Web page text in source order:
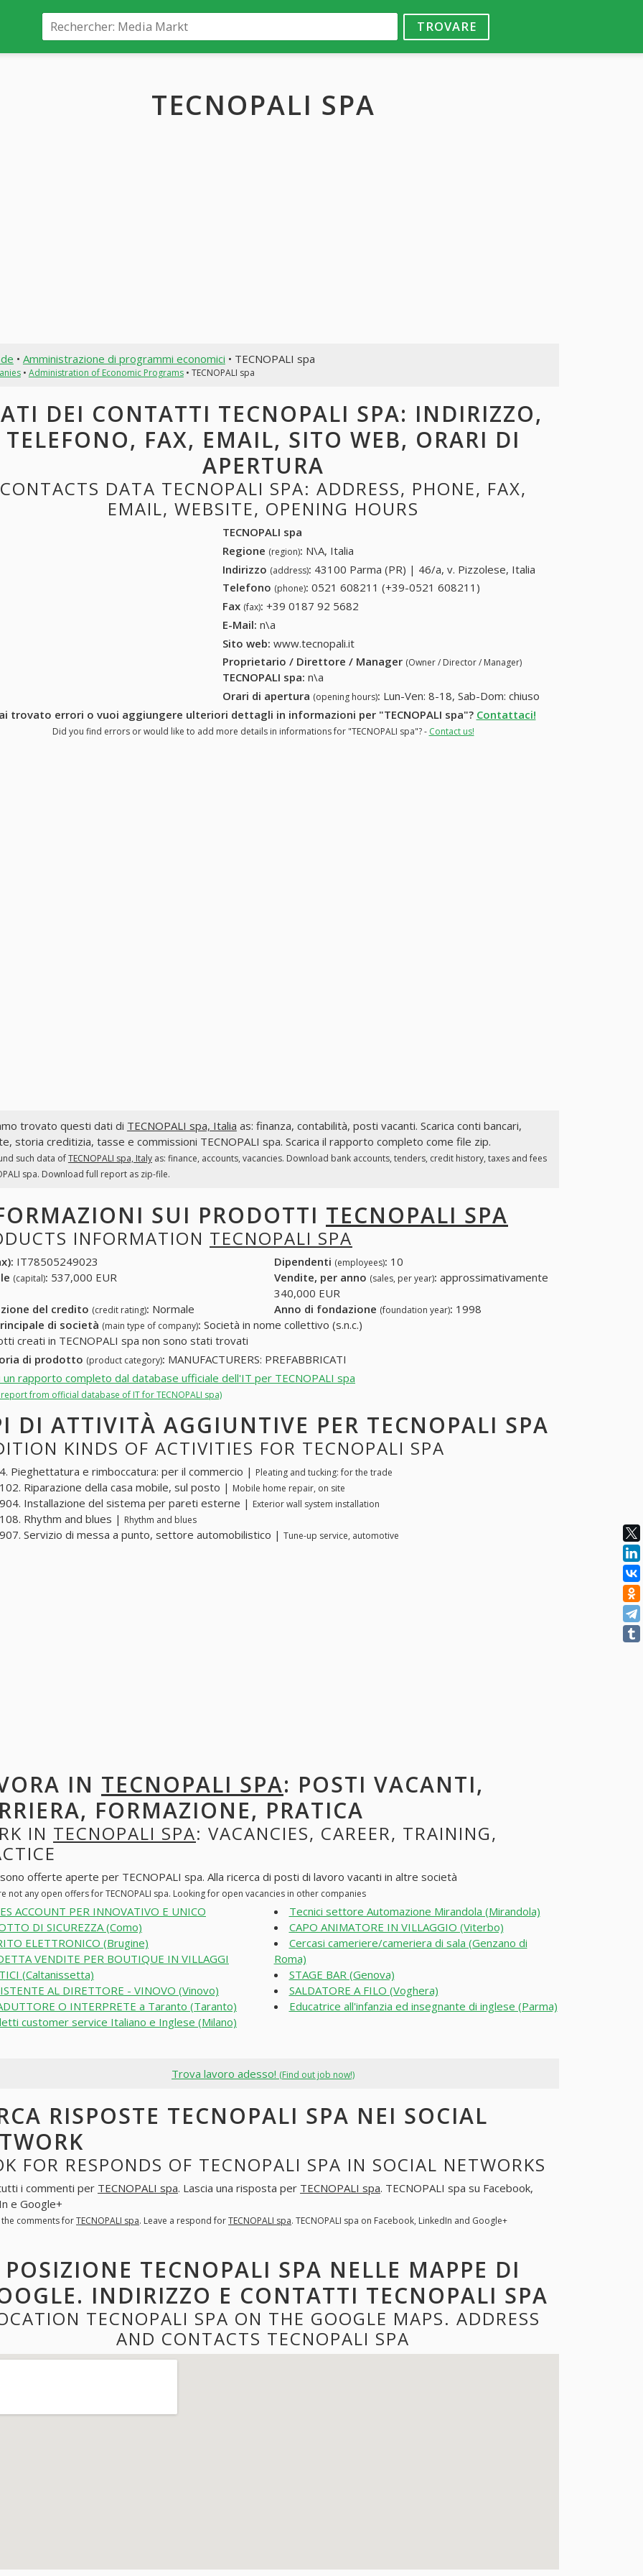
TROVARE
TECNOPALI SPA
• Amministrazione di programmi economici • TECNOPALI spa
• Administration of Economic Programs• TECNOPALI spa
DEI CONTATTI TECNOPALI SPA: INDIRIZZO,
TELEFONO, FAX, EMAIL, SITO WEB, ORARI DI
APERTURA
CONTACTS DATA TECNOPALI SPA: ADDRESS, PHONE, FAX,
EMAIL, WEBSITE, OPENING HOURS
TECNOPALI spa
Regione (region): N\A, Italia
Indirizzo (address): 43100 Parma (PR) | 46/a, v. Pizzolese, Italia
Telefono (phone): 0521 608211 (+39-0521 608211)
Fax (fax): +39 0187 92 5682
E-Mail: n\a
Sito web: www.tecnopali.it
Proprietario / Direttore / Manager (Owner / Director / Manager)
TECNOPALI spa: n\a
Orari di apertura (opening hours): Lun-Ven: 8-18, Sab-Dom: chiuso
trovato errori o vuoi aggiungere ulteriori dettagli in informazioni per "TECNOPALI spa"? Contattaci!
Did you find errors or would like to add more details in informations for "TECNOPALI spa"? - Contact us!
trovato questi dati di TECNOPALI spa, Italia as: finanza, contabilità, posti vacanti. Scarica conti bancari,
storia creditizia, tasse e commissioni TECNOPALI spa. Scarica il rapporto completo come file zip.
such data ofTECNOPALI spa, Italyas: finance, accounts, vacancies. Download bank accounts, tenders, credit history, taxes and fees
spa. Download full report as zip-file.
SUI PRODOTTI TECNOPALI SPA
INFORMATION TECNOPALI SPA
IT78505249023 Dipendenti (employees): 10
(capital): 537,000 EUR Vendite, per anno (sales, per year): approssimativamente
340,000 EUR
del credito (credit rating): Normale Anno di fondazione (foundation year): 1998
di società (main type of company): Società in nome collettivo (s.n.c.)
creati in TECNOPALI spa non sono stati trovati
di prodotto (product category): MANUFACTURERS: PREFABBRICATI
rapporto completo dal database ufficiale dell'IT per TECNOPALI spa
from official database of IT for TECNOPALI spa)
DI ATTIVITÀ AGGIUNTIVE PER TECNOPALI SPA
KINDS OF ACTIVITIES FOR TECNOPALI SPA
Pieghettatura e rimboccatura: per il commercio | Pleating and tucking: for the trade
Riparazione della casa mobile, sul posto | Mobile home repair, on site
Installazione del sistema per pareti esterne | Exterior wall system installation
Rhythm and blues | Rhythm and blues
Servizio di messa a punto, settore automobilistico | Tune-up service, automotive
IN TECNOPALI SPA: POSTI VACANTI,
FORMAZIONE, PRATICA
IN TECNOPALI SPA: VACANCIES, CAREER, TRAINING,
offerte aperte per TECNOPALI spa. Alla ricerca di posti di lavoro vacanti in altre società
not any open offers for TECNOPALI spa. Looking for open vacancies in other companies
ACCOUNT PER INNOVATIVO E UNICO
DI SICUREZZA (Como)
ELETTRONICO (Brugine)
VENDITE PER BOUTIQUE IN VILLAGGI
(Caltanissetta)
AL DIRETTORE - VINOVO (Vinovo)
O INTERPRETE a Taranto (Taranto)
customer service Italiano e Inglese (Milano)
Tecnici settore Automazione Mirandola (Mirandola)
CAPO ANIMATORE IN VILLAGGIO (Viterbo)
Cercasi cameriere/cameriera di sala (Genzano di
Roma)
STAGE BAR (Genova)
SALDATORE A FILO (Voghera)
Educatrice all'infanzia ed insegnante di inglese (Parma)
Trova lavoro adesso! (Find out job now!)
RISPOSTE TECNOPALI SPA NEI SOCIAL
FOR RESPONDS OF TECNOPALI SPA IN SOCIAL NETWORKS
i commenti per TECNOPALI spa. Lascia una risposta per TECNOPALI spa. TECNOPALI spa su Facebook,
e Google+
the comments forTECNOPALI spa. Leave a respond forTECNOPALI spa. TECNOPALI spa on Facebook, LinkedIn and Google+
POSIZIONE TECNOPALI SPA NELLE MAPPE DI
INDIRIZZO E CONTATTI TECNOPALI SPA
TECNOPALI SPA ON THE GOOGLE MAPS. ADDRESS
AND CONTACTS TECNOPALI SPA